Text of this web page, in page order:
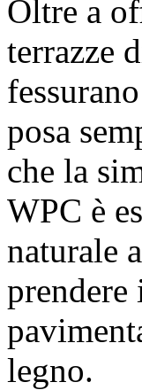
Oltre a
terrazze
posa
che la
WPC è
naturale
prendere
legno.